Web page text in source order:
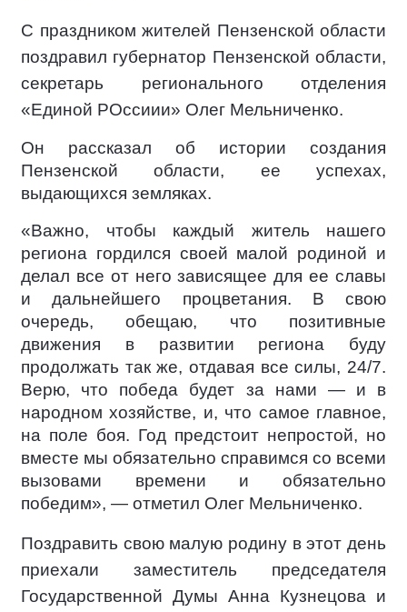
С праздником жителей Пензенской области
поздравил губернатор Пензенской области,
секретарь регионального отделения
«Единой РОссиии» Олег Мельниченко.
Он рассказал об истории создания
Пензенской области, ее успехах,
выдающихся земляках.
«Важно, чтобы каждый житель нашего
региона гордился своей малой родиной и
делал все от него зависящее для ее славы
и дальнейшего процветания. В свою
очередь, обещаю, что позитивные
движения в развитии региона буду
продолжать так же, отдавая все силы, 24/7.
Верю, что победа будет за нами — и в
народном хозяйстве, и, что самое главное,
на поле боя. Год предстоит непростой, но
вместе мы обязательно справимся со всеми
вызовами времени и обязательно
победим», — отметил Олег Мельниченко.
Поздравить свою малую родину в этот день
приехали заместитель председателя
Государственной Думы Анна Кузнецова и